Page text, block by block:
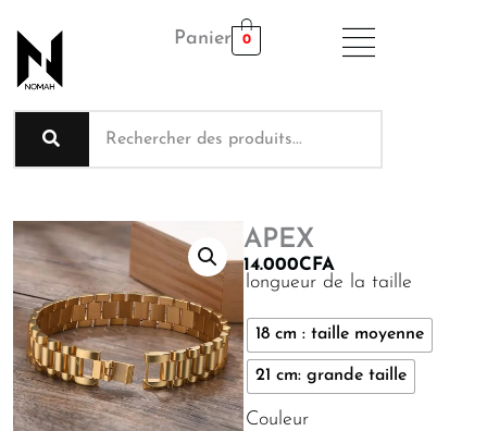
contenu
Panier 0
APEX
14.000CFA
longueur de la taille
18 cm : taille moyenne
21 cm: grande taille
Couleur
quantité
APEX